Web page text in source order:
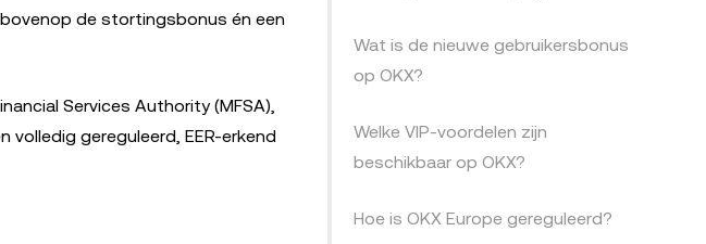
bovenop de stortingsbonus én een
Services Authority (MFSA),
gereguleerd, EER-erkend
Wat is de nieuwe gebruikersbonus
op OKX?
Welke VIP-voordelen zijn
beschikbaar op OKX?
Hoe is OKX Europe gereguleerd?